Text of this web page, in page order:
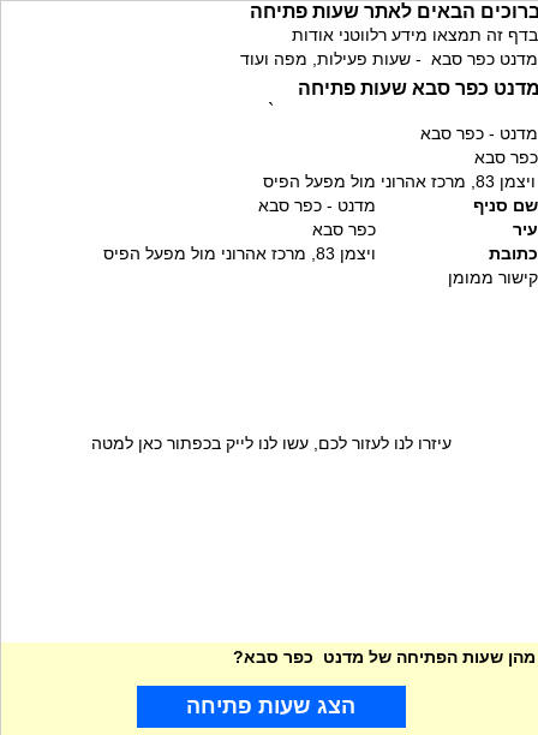
הבאים לאתר שעות פתיחה
בדף זה תמצאו מידע רלווטני אודות
מדנט כפר סבא - שעות פעילות, מפה ועוד
כפר סבא שעות פתיחה
`
מדנט - כפר סבא
כפר סבא
ויצמן 83, מרכז אהרוני מול מפעל הפיס
שם סניף
מדנט - כפר סבא
עיר
כפר סבא
כתובת
ויצמן 83, מרכז אהרוני מול מפעל הפיס
קישור ממומן
עיזרו לנו לעזור לכם, עשו לנו לייק בכפתור כאן למטה
מהן שעות הפתיחה של מדנט כפר סבא?
הצג שעות פתיחה